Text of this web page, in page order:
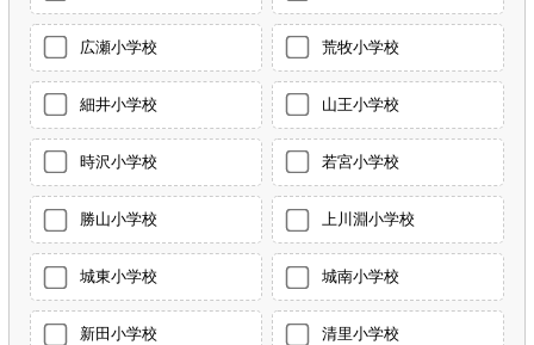
広瀬小学校 荒牧小学校
細井小学校 山王小学校
時沢小学校 若宮小学校
勝山小学校 上川淵小学校
城東小学校 城南小学校
新田小学校 清里小学校